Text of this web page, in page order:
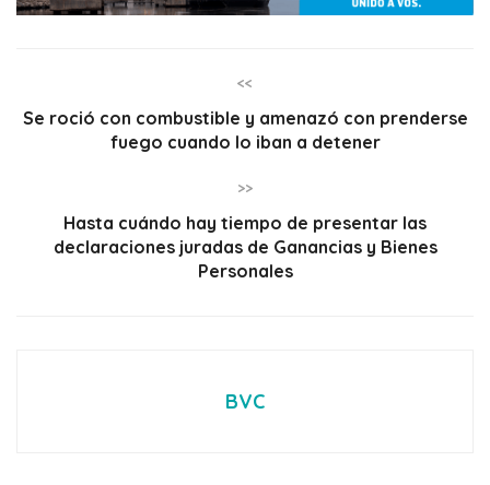
<<
Se roció con combustible y amenazó con prenderse
fuego cuando lo iban a detener
>>
Hasta cuándo hay tiempo de presentar las
declaraciones juradas de Ganancias y Bienes
Personales
BVC